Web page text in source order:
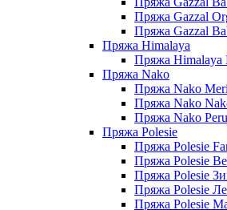
Пряжа Gazzal
Пряжа Gazzal
Пряжа Himalaya
Пряжа Himalaya
Пряжа Nako
Пряжа Nako
Пряжа Nako
Пряжа Nako Peru
Пряжа Polesie
Пряжа Polesie
Пряжа Polesie
Пряжа Polesie
Пряжа Polesie
Пряжа Polesie